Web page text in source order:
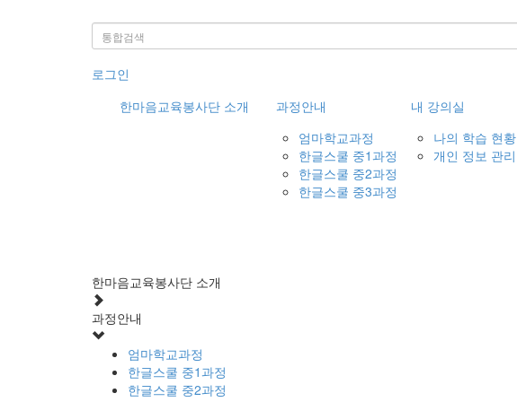
로그인
한마음교육봉사단 소개
과정안내
엄마학교과정
한글스쿨 중1과정
한글스쿨 중2과정
한글스쿨 중3과정
내 강의실
나의 학습 현황
개인 정보 관리
한마음교육봉사단 소개
과정안내
엄마학교과정
한글스쿨 중1과정
한글스쿨 중2과정